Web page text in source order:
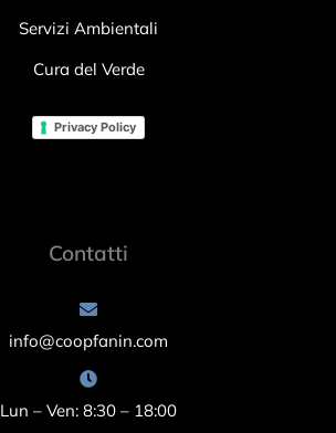
Servizi Ambientali
Cura del Verde
Privacy Policy
Contatti
info@coopfanin.com
Lun – Ven: 8:30 – 18:00